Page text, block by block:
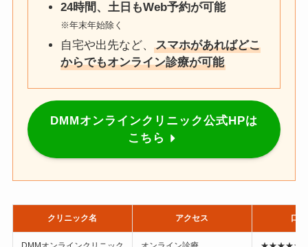
24時間、土日もWeb予約が可能
※年末年始除く
自宅や出先など、
スマホがあればどこ
からでもオンライン診療が可能
DMMオンラインクリニック公式HPは
こちら
クリニック名 アクセス 口